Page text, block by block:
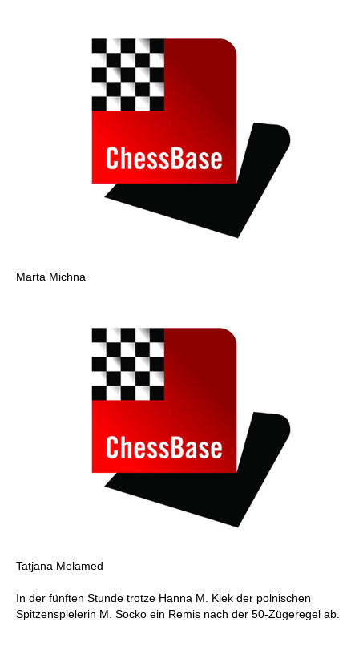
Marta Michna
Tatjana Melamed
In der fünften Stunde trotze Hanna M. Klek der polnischen
Spitzenspielerin M. Socko ein Remis nach der 50-Zügeregel ab.